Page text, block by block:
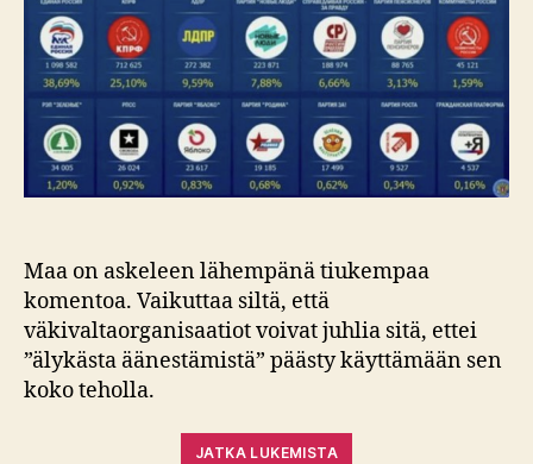
Maa on askeleen lähempänä tiukempaa
komentoa. Vaikuttaa siltä, että
väkivaltaorganisaatiot voivat juhlia sitä, ettei
”älykästa äänestämistä” päästy käyttämään sen
koko teholla.
JATKA LUKEMISTA